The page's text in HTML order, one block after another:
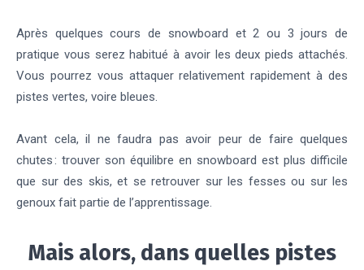
Après quelques cours de snowboard et 2 ou 3 jours de
pratique vous serez habitué à avoir les deux pieds attachés.
Vous pourrez vous attaquer relativement rapidement à des
pistes vertes, voire bleues.
Avant cela, il ne faudra pas avoir peur de faire quelques
chutes : trouver son équilibre en snowboard est plus difficile
que sur des skis, et se retrouver sur les fesses ou sur les
genoux fait partie de l’apprentissage.
Mais alors, dans quelles pistes